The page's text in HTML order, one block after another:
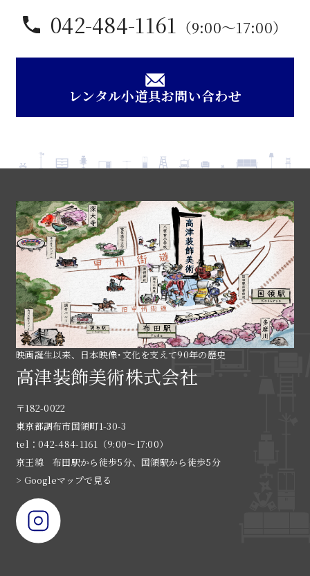
042-484-1161 （9:00〜17:00）
レンタル小道具お問い合わせ
映画誕生以来、日本映像･文化を支えて90年の歴史
高津装飾美術株式会社
〒182-0022
東京都調布市国領町1-30-3
tel：042-484-1161（9:00〜17:00）
京王線 布田駅から徒歩5分、国領駅から徒歩5分
> Googleマップで見る